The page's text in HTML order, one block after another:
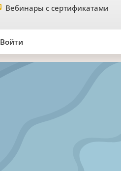
Вебинары с сертификатами
Войти